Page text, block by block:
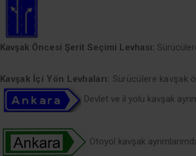
Kavşak Öncesi Şerit Seçimi Levhası:
Kavşak İçi Yön Levhaları: Sürücülere kavşak
Devlet ve il yolu kavşak
Otoyol kavşak